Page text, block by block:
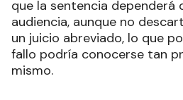
que la sentencia dependerá
audiencia, aunque no
un juicio abreviado, lo que
fallo podría conocerse tan
mismo.